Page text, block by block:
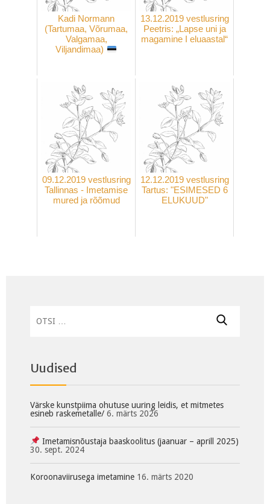
Kadi Normann
(Tartumaa, Võrumaa,
Valgamaa,
Viljandimaa)
13.12.2019 vestlusring
Peetris: „Lapse uni ja
magamine I eluaastal“
09.12.2019 vestlusring
Tallinnas - Imetamise
mured ja rõõmud
12.12.2019 vestlusring
Tartus: "ESIMESED 6
ELUKUUD"
Uudised
Värske kunstpiima ohutuse uuring leidis, et mitmetes
esineb raskemetalle/ 6. märts 2026
Imetamisnõustaja baaskoolitus (jaanuar – aprill 2025)
30. sept. 2024
Koroonaviirusega imetamine 16. märts 2020